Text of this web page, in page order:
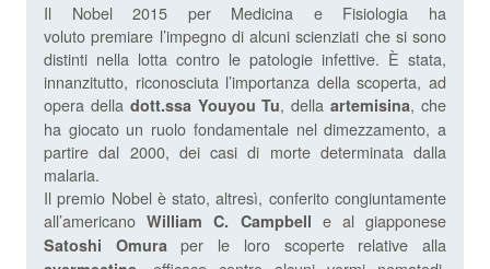
Il Nobel 2015 per Medicina e Fisiologia ha
voluto premiare l’impegno di alcuni scienziati che si sono
distinti nella lotta contro le patologie infettive. È stata,
innanzitutto, riconosciuta l’importanza della scoperta, ad
opera della dott.ssa Youyou Tu, dellaartemisina, che
ha giocato un ruolo fondamentale nel dimezzamento, a
partire dal 2000, dei casi di morte determinata dalla
malaria.
Il premio Nobel è stato, altresì, conferito congiuntamente
all’americanoWilliam C. Campbell e al giapponese
Satoshi Omuraper le loro scoperte relative alla